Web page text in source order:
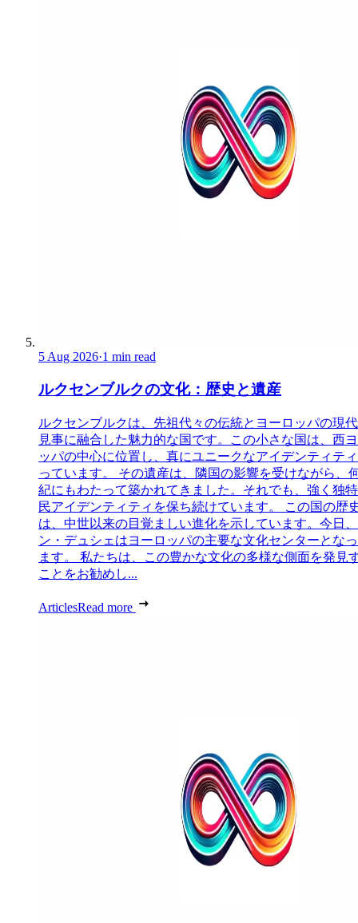
5 Aug 2026·1 min read
ルクセンブルクの文化：歴史と遺産
ルクセンブルクは、先祖代々の伝統とヨーロッパの現
見事に融合した魅力的な国です。この小さな国は、西
ッパの中心に位置し、真にユニークなアイデンティテ
っています。 その遺産は、隣国の影響を受けながら、
紀にもわたって築かれてきました。それでも、強く独
民アイデンティティを保ち続けています。 この国の歴
は、中世以来の目覚ましい進化を示しています。今日
ン・デュシェはヨーロッパの主要な文化センターとな
ます。 私たちは、この豊かな文化の多様な側面を発見
ことをお勧めし...
ArticlesRead more